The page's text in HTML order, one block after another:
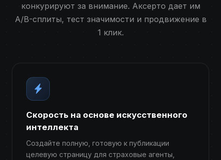
конкурируют за внимание. Аксерто дает им
A/B-сплиты, тест значимости и продвижение в
1 клик.
Скорость на основе искусственного
интеллекта
Создайте полную, готовую к публикации
целевую страницу для страховые агенты,